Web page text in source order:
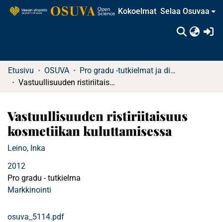
Kokoelmat Selaa Osuvaa
Etusivu OSUVA
Pro gradu -tutkielmat ja diplomityöt
Vastuullisuuden ristiriitaisuus kosmetiikan kuluttamisessa
Vastuullisuuden ristiriitaisuus
kosmetiikan kuluttamisessa
Leino, Inka
2012
Pro gradu - tutkielma
Markkinointi
osuva_5114.pdf